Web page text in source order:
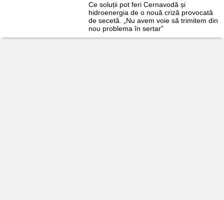
Ce soluții pot feri Cernavodă și
hidroenergia de o nouă criză provocată
de secetă. „Nu avem voie să trimitem din
nou problema în sertar”